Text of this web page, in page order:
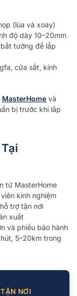
(lùa và xoay)
độ dày 10–20mm
tường để lắp
cửa sắt, kính
MasterHome và
bị trước khi lắp
tử MasterHome
kinh nghiệm
trợ tận nơi
xuất
và phiếu bảo hành
5–20km trong
NƠI